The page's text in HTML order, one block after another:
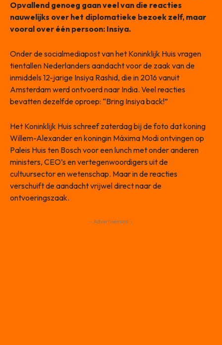
Opvallend genoeg gaan veel van die reacties
nauwelijks over het diplomatieke bezoek zelf, maar
vooral over één persoon: Insiya.
Onder de socialmediapost van het Koninklijk Huis vragen
tientallen Nederlanders aandacht voor de zaak van de
inmiddels 12-jarige Insiya Rashid, die in 2016 vanuit
Amsterdam werd ontvoerd naar India. Veel reacties
bevatten dezelfde oproep: “Bring Insiya back!”
Het Koninklijk Huis schreef zaterdag bij de foto dat koning
Willem-Alexander en koningin Máxima Modi ontvingen op
Paleis Huis ten Bosch voor een lunch met onder anderen
ministers, CEO’s en vertegenwoordigers uit de
cultuursector en wetenschap. Maar in de reacties
verschuift de aandacht vrijwel direct naar de
ontvoeringszaak.
- Advertisement -